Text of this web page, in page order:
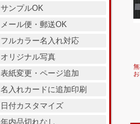
サンプルOK
メール便・郵送OK
フルカラー名入れ対応
オリジナル写真
表紙変更・ページ追加
名入れカードに追加印刷
日付カスタマイズ
年内品切れなし